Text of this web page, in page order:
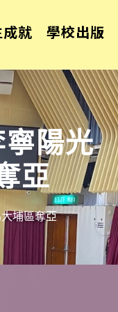
就 學校出版
陽光
亞
埔區奪亞